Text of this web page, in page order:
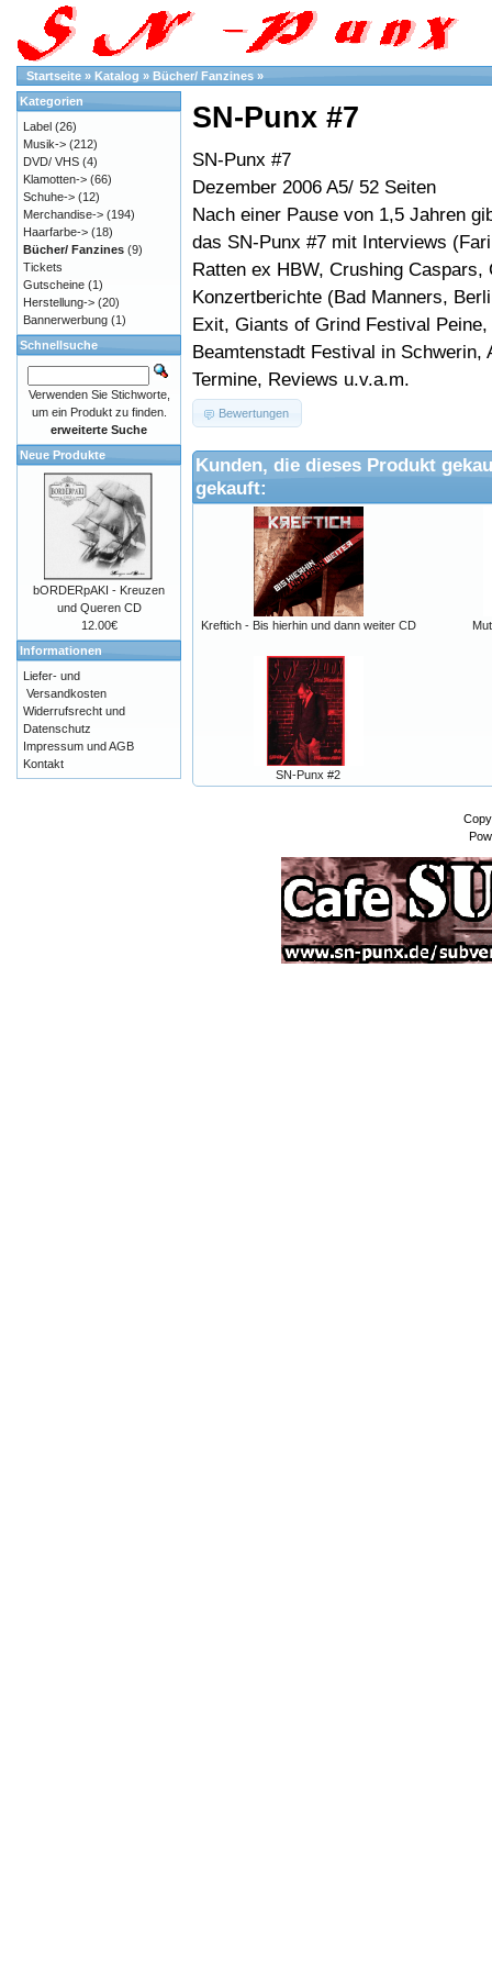
Startseite » Katalog » Bücher/ Fanzines »
SN-Punx #7
SN-Punx #7
Dezember 2006 A5/ 52 Seiten
Nach einer Pause von 1,5 Jahren
das SN-Punx #7 mit Interviews
Ratten ex HBW, Crushing Caspars,
Konzertberichte (Bad Manners,
Exit, Giants of Grind Festival
Beamtenstadt Festival in Schwerin,
Termine, Reviews u.v.a.m.
Bewertungen
Kunden, die dieses Produkt
gekauft:
Kreftich - Bis hierhin und dann weiter CD
SN-Punx #2
Kategorien
Label (26)
Musik-> (212)
DVD/ VHS (4)
Klamotten-> (66)
Schuhe-> (12)
Merchandise-> (194)
Haarfarbe-> (18)
Bücher/ Fanzines (9)
Tickets
Gutscheine (1)
Herstellung-> (20)
Bannerwerbung (1)
Schnellsuche
Verwenden Sie Stichworte,
um ein Produkt zu finden.
erweiterte Suche
Neue Produkte
bORDERpAKI - Kreuzen
und Queren CD
12.00€
Informationen
Liefer- und
Versandkosten
Widerrufsrecht und
Datenschutz
Impressum und AGB
Kontakt